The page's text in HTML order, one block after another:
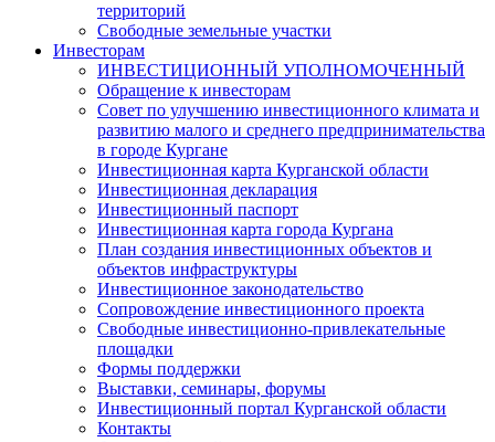
территорий
Свободные земельные участки
Инвесторам
ИНВЕСТИЦИОННЫЙ УПОЛНОМОЧЕННЫЙ
Обращение к инвесторам
Совет по улучшению инвестиционного климата и
развитию малого и среднего предпринимательства
в городе Кургане
Инвестиционная карта Курганской области
Инвестиционная декларация
Инвестиционный паспорт
Инвестиционная карта города Кургана
План создания инвестиционных объектов и
объектов инфраструктуры
Инвестиционное законодательство
Сопровождение инвестиционного проекта
Свободные инвестиционно-привлекательные
площадки
Формы поддержки
Выставки, семинары, форумы
Инвестиционный портал Курганской области
Контакты